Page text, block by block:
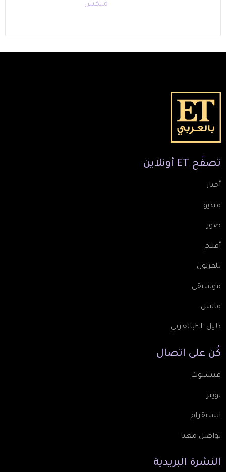
ميكس
تصفّح ET أونلاين
أخبار
فيديو
صور
أفلام
تلفزيون
موسيقى
فاشن
دليل ETبالعربي
كُن على اتصال
فيسبوك
تويتر
انستقرام
تواصل معنا
النشرة البريدية